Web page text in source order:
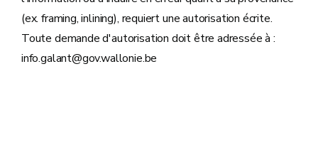
(ex. framing, inlining), requiert une autorisation écrite.
Toute demande d'autorisation doit être adressée à :
info.galant@gov.wallonie.be